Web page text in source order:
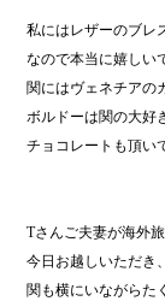
私にはレザーのブレ
なので本当に嬉しい
関にはヴェネチアの
ボルドーは関の大好
チョコレートも頂い
Tさんご夫妻が海外
今日お越しいただき
関も横にいながらた